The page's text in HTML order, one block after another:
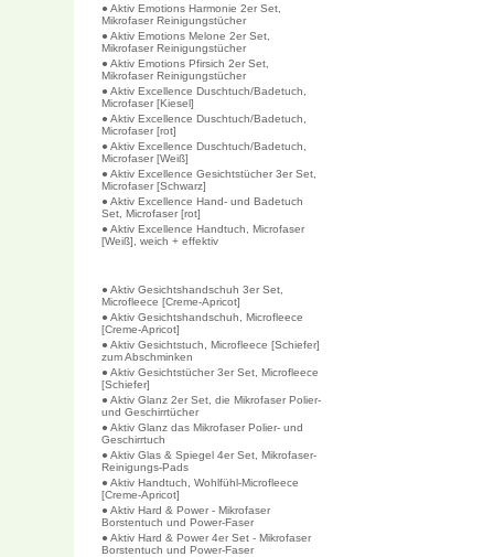
● Aktiv Emotions Harmonie 2er Set,
Mikrofaser Reinigungstücher
● Aktiv Emotions Melone 2er Set,
Mikrofaser Reinigungstücher
● Aktiv Emotions Pfirsich 2er Set,
Mikrofaser Reinigungstücher
● Aktiv Excellence Duschtuch/Badetuch,
Microfaser [Kiesel]
● Aktiv Excellence Duschtuch/Badetuch,
Microfaser [rot]
● Aktiv Excellence Duschtuch/Badetuch,
Microfaser [Weiß]
● Aktiv Excellence Gesichtstücher 3er Set,
Microfaser [Schwarz]
● Aktiv Excellence Hand- und Badetuch
Set, Microfaser [rot]
● Aktiv Excellence Handtuch, Microfaser
[Weiß], weich + effektiv
● Aktiv Gesichtshandschuh 3er Set,
Microfleece [Creme-Apricot]
● Aktiv Gesichtshandschuh, Microfleece
[Creme-Apricot]
● Aktiv Gesichtstuch, Microfleece [Schiefer]
zum Abschminken
● Aktiv Gesichtstücher 3er Set, Microfleece
[Schiefer]
● Aktiv Glanz 2er Set, die Mikrofaser Polier-
und Geschirrtücher
● Aktiv Glanz das Mikrofaser Polier- und
Geschirrtuch
● Aktiv Glas & Spiegel 4er Set, Mikrofaser-
Reinigungs-Pads
● Aktiv Handtuch, Wohlfühl-Microfleece
[Creme-Apricot]
● Aktiv Hard & Power - Mikrofaser
Borstentuch und Power-Faser
● Aktiv Hard & Power 4er Set - Mikrofaser
Borstentuch und Power-Faser